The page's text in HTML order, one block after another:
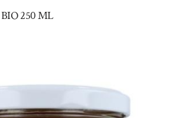
250 ML